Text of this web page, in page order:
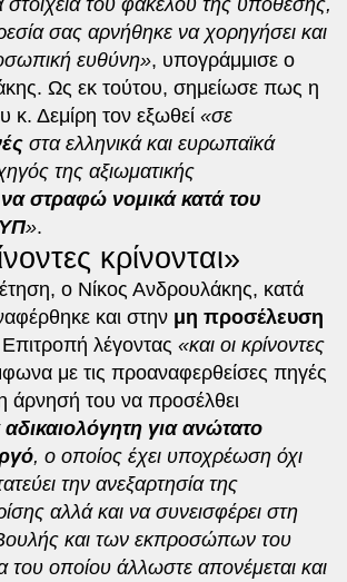
σας αρνήθηκε να χορηγήσει και
ευθύνη», υπογράμμισε ο
Ως εκ τούτου, σημείωσε πως η
κ. Δεμίρη τον εξωθεί «σε
στα ελληνικά και ευρωπαϊκά
της αξιωματικής
να στραφώ νομικά κατά του
».
κρίνονται»
ο Νίκος Ανδρουλάκης, κατά
και στην μη προσέλευση
λέγοντας «και οι κρίνοντες
με τις προαναφερθείσες πηγές
άρνησή του να προσέλθει
για ανώτατο
, ο οποίος έχει υποχρέωση όχι
την ανεξαρτησία της
αλλά και να συνεισφέρει στη
Βουλής και των εκπροσώπων του
οποίου άλλωστε απονέμεται και